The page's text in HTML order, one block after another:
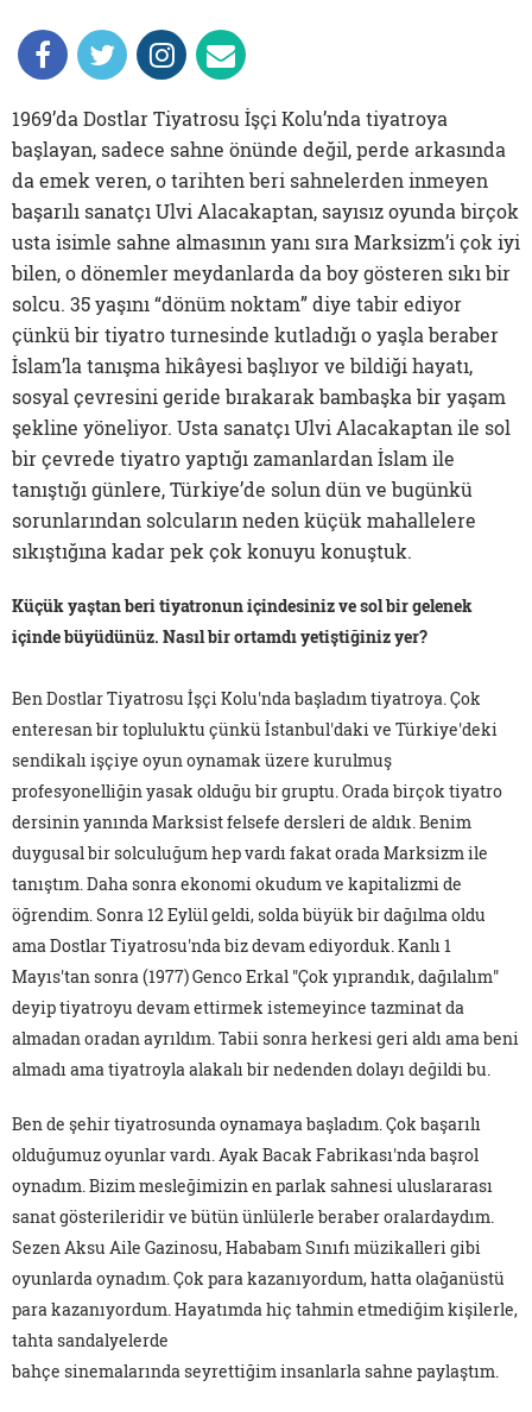
1969’da Dostlar Tiyatrosu İşçi Kolu’nda tiyatroya
başlayan, sadece sahne önünde değil, perde arkasında
da emek veren, o tarihten beri sahnelerden inmeyen
başarılı sanatçı Ulvi Alacakaptan, sayısız oyunda birçok
usta isimle sahne almasının yanı sıra Marksizm’i çok iyi
bilen, o dönemler meydanlarda da boy gösteren sıkı bir
solcu. 35 yaşını “dönüm noktam” diye tabir ediyor
çünkü bir tiyatro turnesinde kutladığı o yaşla beraber
İslam’la tanışma hikâyesi başlıyor ve bildiği hayatı,
sosyal çevresini geride bırakarak bambaşka bir yaşam
şekline yöneliyor. Usta sanatçı Ulvi Alacakaptan ile sol
bir çevrede tiyatro yaptığı zamanlardan İslam ile
tanıştığı günlere, Türkiye’de solun dün ve bugünkü
sorunlarından solcuların neden küçük mahallelere
sıkıştığına kadar pek çok konuyu konuştuk.
Küçük yaştan beri tiyatronun içindesiniz ve sol bir gelenek
içinde büyüdünüz. Nasıl bir ortamdı yetiştiğiniz yer?
Ben Dostlar Tiyatrosu İşçi Kolu'nda başladım tiyatroya. Çok
enteresan bir topluluktu çünkü İstanbul'daki ve Türkiye'deki
sendikalı işçiye oyun oynamak üzere kurulmuş
profesyonelliğin yasak olduğu bir gruptu. Orada birçok tiyatro
dersinin yanında Marksist felsefe dersleri de aldık. Benim
duygusal bir solculuğum hep vardı fakat orada Marksizm ile
tanıştım. Daha sonra ekonomi okudum ve kapitalizmi de
öğrendim. Sonra 12 Eylül geldi, solda büyük bir dağılma oldu
ama Dostlar Tiyatrosu'nda biz devam ediyorduk. Kanlı 1
Mayıs'tan sonra (1977) Genco Erkal "Çok yıprandık, dağılalım"
deyip tiyatroyu devam ettirmek istemeyince tazminat da
almadan oradan ayrıldım. Tabii sonra herkesi geri aldı ama beni
almadı ama tiyatroyla alakalı bir nedenden dolayı değildi bu.
Ben de şehir tiyatrosunda oynamaya başladım. Çok başarılı
olduğumuz oyunlar vardı. Ayak Bacak Fabrikası'nda başrol
oynadım. Bizim mesleğimizin en parlak sahnesi uluslararası
sanat gösterileridir ve bütün ünlülerle beraber oralardaydım.
Sezen Aksu Aile Gazinosu, Hababam Sınıfı müzikalleri gibi
oyunlarda oynadım. Çok para kazanıyordum, hatta olağanüstü
para kazanıyordum. Hayatımda hiç tahmin etmediğim kişilerle,
tahta sandalyelerde
bahçe sinemalarında seyrettiğim insanlarla sahne paylaştım.